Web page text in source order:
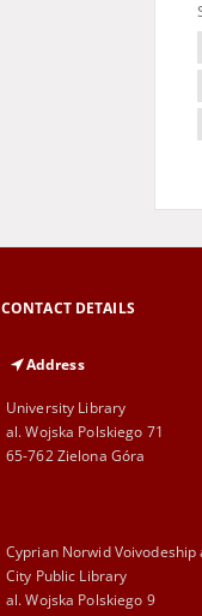
CONTACT DETAILS
Address
University Library
al. Wojska Polskiego 71
65-762 Zielona Góra
Cyprian Norwid Voivodeship
City Public Library
al. Wojska Polskiego 9